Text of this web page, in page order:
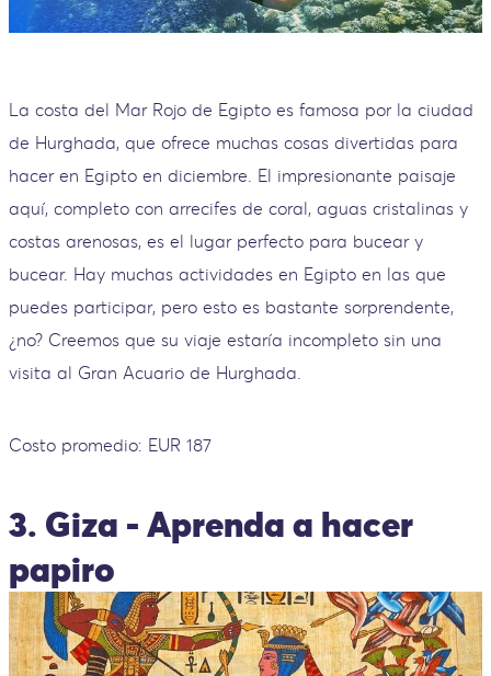
La costa del Mar Rojo de Egipto es famosa por la ciudad
de Hurghada, que ofrece muchas cosas divertidas para
hacer en Egipto en diciembre. El impresionante paisaje
aquí, completo con arrecifes de coral, aguas cristalinas y
costas arenosas, es el lugar perfecto para bucear y
bucear. Hay muchas actividades en Egipto en las que
puedes participar, pero esto es bastante sorprendente,
¿no? Creemos que su viaje estaría incompleto sin una
visita al Gran Acuario de Hurghada.
Costo promedio: EUR 187
3. Giza - Aprenda a hacer
papiro